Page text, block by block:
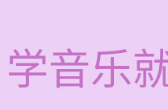
学音乐